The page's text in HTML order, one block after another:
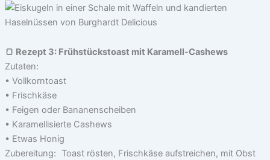
🍞 Rezept 3: Frühstückstoast mit Karamell-Cashews
Zutaten:
• Vollkorntoast
• Frischkäse
• Feigen oder Bananenscheiben
• Karamellisierte Cashews
• Etwas Honig
Zubereitung: Toast rösten, Frischkäse aufstreichen, mit Obst